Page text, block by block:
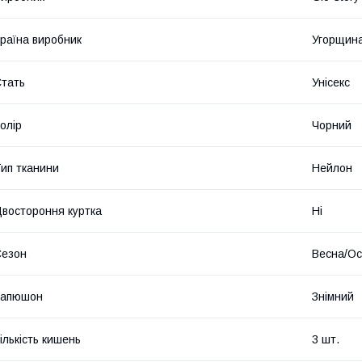
виробник
Унісекс
Чорний
тканини Нейлон
куртка Ні
Весна/
Знімний
кишень 3 шт.